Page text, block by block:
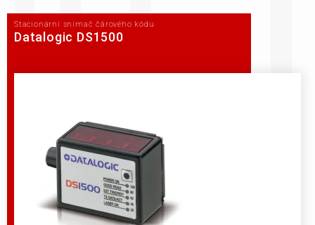
Stacionární snímač čárového kódu
Datalogic DS1500